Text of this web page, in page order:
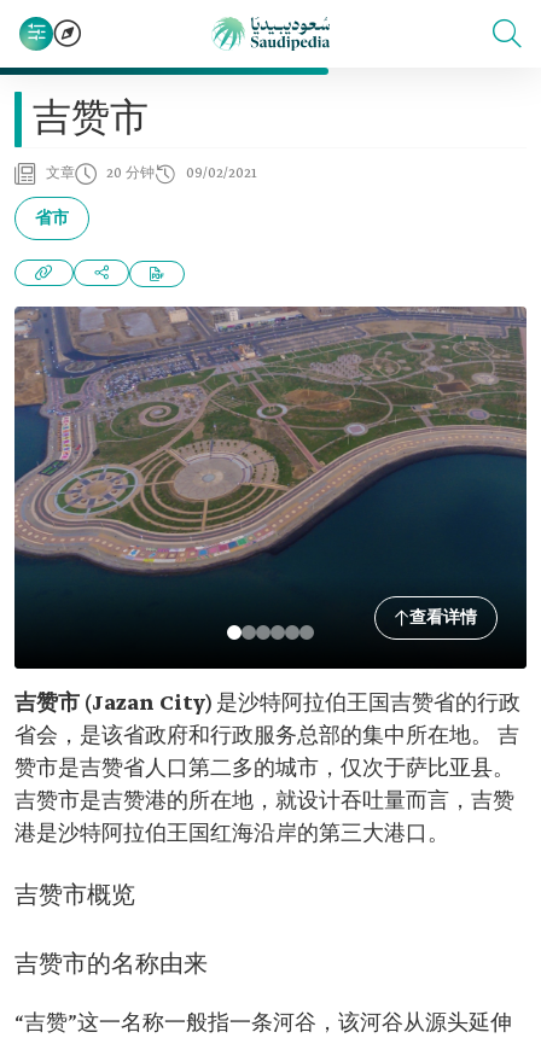
吉赞市
文章 20 分钟 09/02/2021
省市
查看详情
吉赞市 (Jazan City) 是沙特阿拉伯王国吉赞省的行政
省会，是该省政府和行政服务总部的集中所在地。 吉
赞市是吉赞省人口第二多的城市，仅次于萨比亚县。
吉赞市是吉赞港的所在地，就设计吞吐量而言，吉赞
港是沙特阿拉伯王国红海沿岸的第三大港口。
吉赞市概览
吉赞市的名称由来
“吉赞”这一名称一般指一条河谷，该河谷从源头延伸